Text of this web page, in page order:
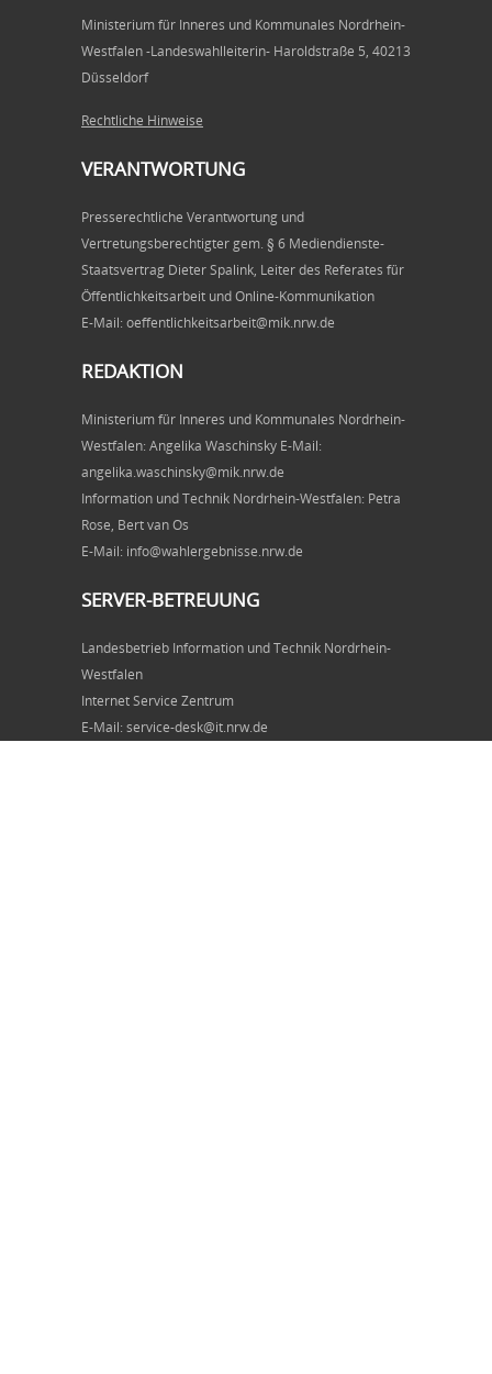
Ministerium für Inneres und Kommunales Nordrhein-
Westfalen -Landeswahlleiterin- Haroldstraße 5, 40213
Düsseldorf
Rechtliche Hinweise
VERANTWORTUNG
Presserechtliche Verantwortung und
Vertretungsberechtigter gem. § 6 Mediendienste-
Staatsvertrag Dieter Spalink, Leiter des Referates für
Öffentlichkeitsarbeit und Online-Kommunikation
E-Mail: oeffentlichkeitsarbeit@mik.nrw.de
REDAKTION
Ministerium für Inneres und Kommunales Nordrhein-
Westfalen: Angelika Waschinsky E-Mail:
angelika.waschinsky@mik.nrw.de
Information und Technik Nordrhein-Westfalen: Petra
Rose, Bert van Os
E-Mail: info@wahlergebnisse.nrw.de
SERVER-BETREUUNG
Landesbetrieb Information und Technik Nordrhein-
Westfalen
Internet Service Zentrum
E-Mail: service-desk@it.nrw.de